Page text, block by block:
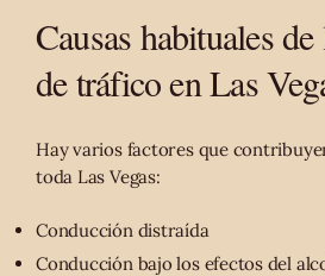
Causas habituales
de tráfico en Las
Hay varios factores que
toda Las Vegas:
Conducción distraída
Conducción bajo los efectos del